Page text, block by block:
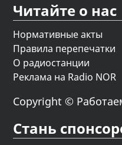
Читайте о нас
Нормативные акты
Правила перепечатки
О радиостанции
Реклама на Radio NOR
Copyright ©
Стань